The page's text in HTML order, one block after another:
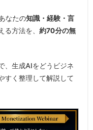
なたの知識・経験・言
方法を、 約70分の無
、生成AIをどうビジネ
すく整理して解説して